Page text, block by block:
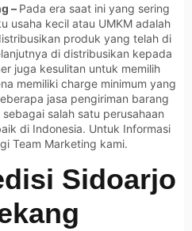
– Pada era saat ini yang sering
usaha kecil atau UMKM adalah
produk yang telah di
di distribusikan kepada
juga kesulitan untuk memilih
memiliki charge minimum yang
jasa pengiriman barang
salah satu perusahaan
di Indonesia. Untuk Informasi
Team Marketing kami.
Sidoarjo